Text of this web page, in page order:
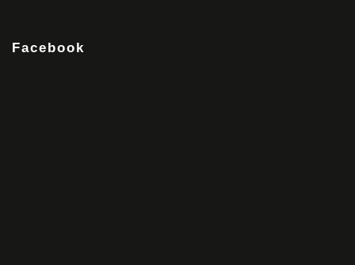
Facebook